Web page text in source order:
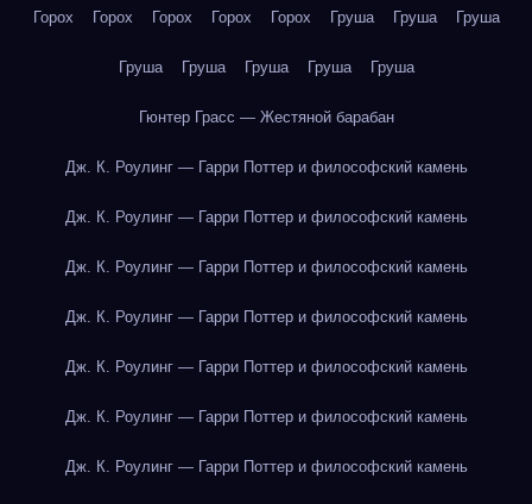
Горох Горох Горох Горох Горох Груша Груша Груша
Груша Груша Груша Груша Груша
Гюнтер Грасс — Жестяной барабан
Дж. К. Роулинг — Гарри Поттер и философский камень
Дж. К. Роулинг — Гарри Поттер и философский камень
Дж. К. Роулинг — Гарри Поттер и философский камень
Дж. К. Роулинг — Гарри Поттер и философский камень
Дж. К. Роулинг — Гарри Поттер и философский камень
Дж. К. Роулинг — Гарри Поттер и философский камень
Дж. К. Роулинг — Гарри Поттер и философский камень